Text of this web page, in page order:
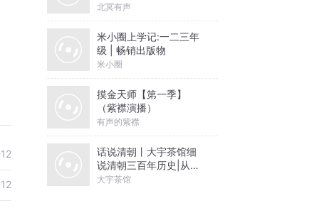
北冥有声
米小圈上学记:一二三年
级 | 畅销出版物
米小圈
摸金天师【第一季】
（紫襟演播）
有声的紫襟
话说清朝丨大宇茶馆细
说清朝三百年历史|从努
尔哈赤到末代皇帝溥仪|
大宇茶馆